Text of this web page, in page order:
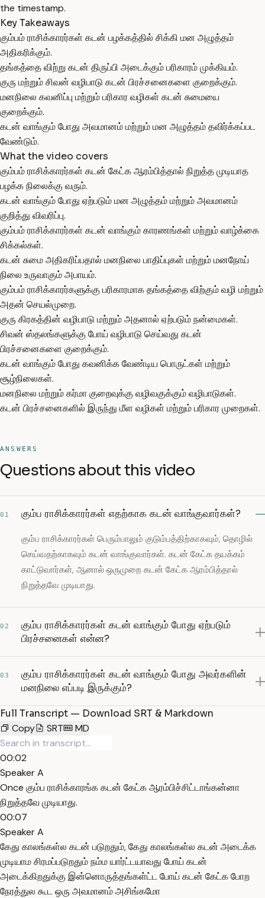
the timestamp.
Key Takeaways
கும்பம் ராசிக்காரர்கள் கடன் பழக்கத்தில் சிக்கி மன அழுத்தம்
அதிகரிக்கும்.
தங்கத்தை விற்று கடன் திருப்பி அடைக்கும் பரிகாரம் முக்கியம்.
குரு மற்றும் சிவன் வழிபாடு கடன் பிரச்சனைகளை குறைக்கும்.
மனநிலை கவனிப்பு மற்றும் பரிகார வழிகள் கடன் சுமையை
குறைக்கும்.
கடன் வாங்கும் போது அவமானம் மற்றும் மன அழுத்தம் தவிர்க்கப்பட
வேண்டும்.
What the video covers
கும்பம் ராசிக்காரர்கள் கடன் கேட்க ஆரம்பித்தால் நிறுத்த முடியாத
பழக்க நிலைக்கு வரும்.
கடன் வாங்கும் போது ஏற்படும் மன அழுத்தம் மற்றும் அவமானம்
குறித்து விவரிப்பு.
கும்பம் ராசிக்காரர்கள் கடன் வாங்கும் காரணங்கள் மற்றும் வாழ்க்கை
சிக்கல்கள்.
கடன் சுமை அதிகரிப்பதால் மனநிலை பாதிப்புகள் மற்றும் மனநோய்
நிலை உருவாகும் அபாயம்.
கும்பம் ராசிக்காரர்களுக்கு பரிகாரமாக தங்கத்தை விற்கும் வழி மற்றும்
அதன் செயல்முறை.
குரு கிரகத்தின் வழிபாடு மற்றும் அதனால் ஏற்படும் நன்மைகள்.
சிவன் ஸ்தலங்களுக்கு போய் வழிபாடு செய்வது கடன்
பிரச்சனைகளை குறைக்கும்.
கடன் வாங்கும் போது கவனிக்க வேண்டிய பொருட்கள் மற்றும்
சூழ்நிலைகள்.
மனநிலை மற்றும் கர்மா குறைவுக்கு வழிவகுக்கும் வழிபாடுகள்.
கடன் பிரச்சனைகளில் இருந்து மீள வழிகள் மற்றும் பரிகார முறைகள்.
ANSWERS
Questions about this video
01 கும்ப ராசிக்காரர்கள் எதற்காக கடன் வாங்குவார்கள்?
கும்ப ராசிக்காரர்கள் பெரும்பாலும் குடும்பத்திற்காகவும், தொழில்
செய்வதற்காகவும் கடன் வாங்குவார்கள். கடன் கேட்க தயக்கம்
காட்டுவார்கள், ஆனால் ஒருமுறை கடன் கேட்க ஆரம்பித்தால்
நிறுத்தவே முடியாது.
02
கும்ப ராசிக்காரர்கள் கடன் வாங்கும் போது ஏற்படும்
பிரச்சனைகள் என்ன?
03
கும்ப ராசிக்காரர்கள் கடன் வாங்கும் போது அவர்களின்
மனநிலை எப்படி இருக்கும்?
Full Transcript — Download SRT & Markdown
Copy
SRT MD
00:02
Speaker A
Once கும்ப ராசிக்காரங்க கடன் கேட்க ஆரம்பிச்சிட்டாங்கன்னா
நிறுத்தவே முடியாது.
00:07
Speaker A
கேது காலங்கள்ல கடன் படுறதும், கேது காலங்கள்ல கடன் அடைக்க
முடியாம சிரமப்படுறதும் நம்ம யார்ட்டயாவது போய் கடன்
அடைக்கிறதுக்கு இன்னொருத்தங்கள்ட்ட போய் கடன் கேட்க போற
நேரத்துல கூட ஒரு அவமானம் அசிங்கமோ